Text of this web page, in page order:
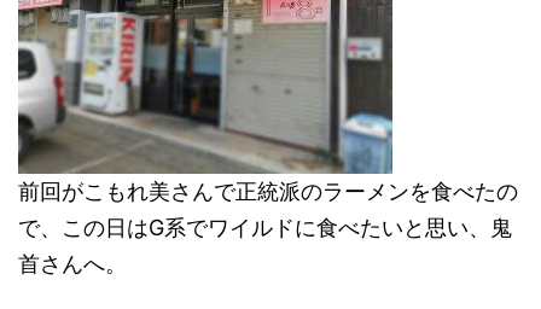
前回がこもれ美さんで正統派のラーメンを食べたの
で、この日はG系でワイルドに食べたいと思い、鬼
首さんへ。